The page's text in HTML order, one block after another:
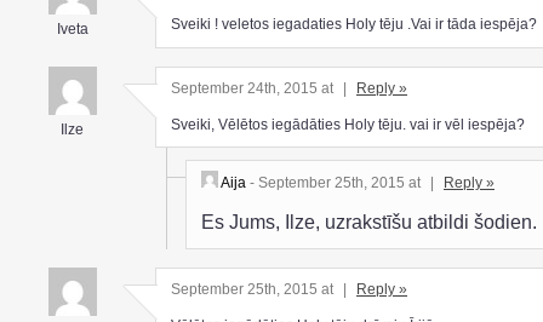
Iveta Sveiki ! veletos iegadaties Holy tēju .Vai ir tāda iespēja?
Ilze
September 24th, 2015 at | Reply »
Sveiki, Vēlētos iegādāties Holy tēju. vai ir vēl iespēja?
Aija - September 25th, 2015 at Reply »
Es Jums, Ilze, uzrakstīšu atbildi šodien.
September 25th, 2015 at | Reply »